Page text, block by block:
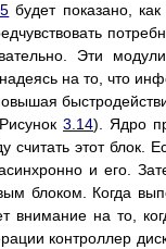
будет показано,
Эти
на то, что
3.14). Ядро
считать этот блок.
и его.
блоком. Когда
внимание на то,
контроллер